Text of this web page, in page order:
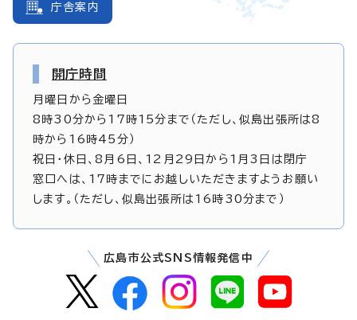
庁舎案内
開庁時間
月曜日から金曜日
8時30分から17時15分まで（ただし、似島出張所は8
時から16時45分）
祝日・休日、8月6日、12月29日から1月3日は閉庁
窓口へは、17時までにお越しいただきますようお願い
します。（ただし、似島出張所は16時30分まで）
広島市公式SNS情報発信中